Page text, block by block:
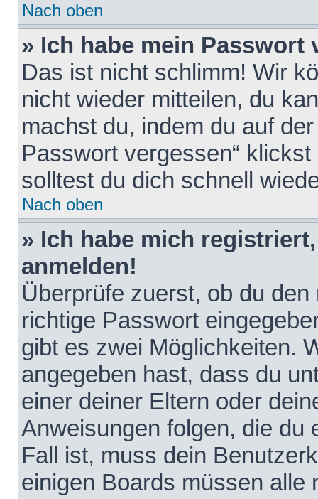
Nach oben
» Ich habe mein Passwort
Das ist nicht schlimm! Wir
nicht wieder mitteilen, du
machst du, indem du auf
Passwort vergessen“
solltest du dich schnell
Nach oben
» Ich habe mich
anmelden!
Überprüfe zuerst, ob du
richtige Passwort
gibt es zwei Möglichkeiten.
angegeben hast, dass du
einer deiner Eltern oder
Anweisungen folgen, die du
Fall ist, muss dein
einigen Boards müssen alle